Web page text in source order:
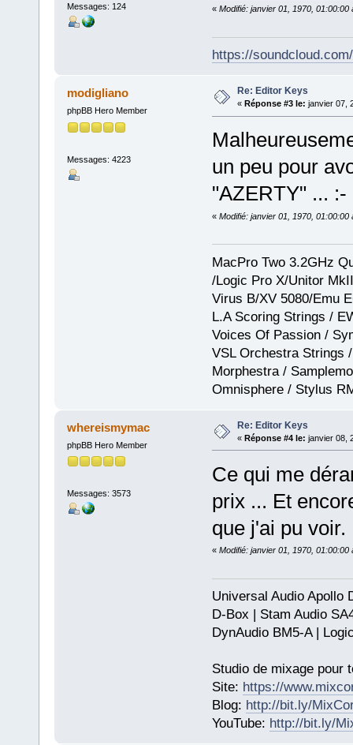
Messages: 124 « Modifié: janvier 01, 1970, 01:00:00
https://
modigliano
phpBB Hero Member
Messages: 4223
Re: Editor Keys
« Réponse #3 le: janvier 07,
un peu pour
"AZERTY" ... :-
« Modifié: janvier 01, 1970, 01:00:00
MacPro Two 3.2GHz
/Logic Pro X/Unitor
Virus B/XV 5080/Emu
L.A Scoring Strings /
Voices Of Passion /
VSL Orchestra Strings
Morphestra /
Omnisphere / Stylus
whereismymac
phpBB Hero Member
Messages: 3573
Re: Editor Keys
« Réponse #4 le: janvier 08,
Ce qui me
prix ... Et
que j'ai pu voir.
« Modifié: janvier 01, 1970, 01:00:00
Universal Audio Apollo
D-Box | Stam Audio
DynAudio BM5-A |
Studio de mixage pour
Site: https://
Blog: http://bit.ly/
YouTube: http://bit.ly/